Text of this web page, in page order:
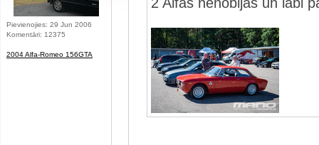
Pievienojies: 29 Jun 2006
Komentāri: 12375
2004 Alfa-Romeo 156GTA